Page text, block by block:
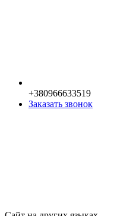
+380966633519
Заказать звонок